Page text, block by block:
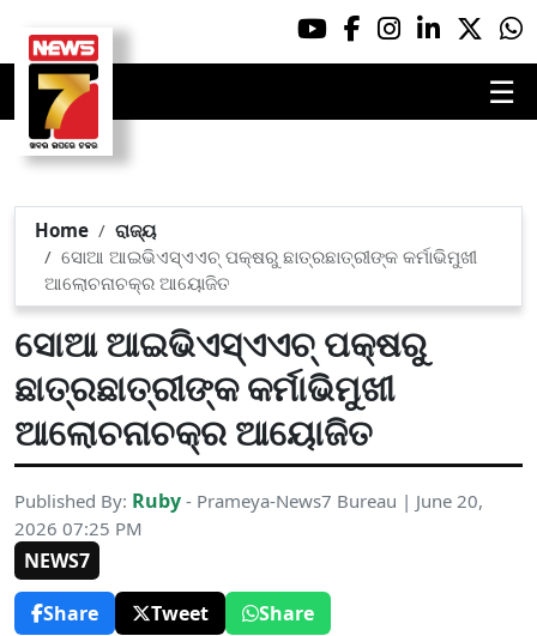
☰
Home
ରାଜ୍ୟ
ସୋଆ ଆଇଭିଏସ୍‌ଏଏଚ୍ ପକ୍ଷରୁ ଛାତ୍ରଛାତ୍ରୀଙ୍କ କର୍ମାଭିମୁଖୀ
ଆଲୋଚନାଚକ୍ର ଆୟୋଜିତ
ସୋଆ ଆଇଭିଏସ୍‌ଏଏଚ୍ ପକ୍ଷରୁ
ଛାତ୍ରଛାତ୍ରୀଙ୍କ କର୍ମାଭିମୁଖୀ
ଆଲୋଚନାଚକ୍ର ଆୟୋଜିତ
Published By: Ruby - Prameya-News7 Bureau | June 20,
2026 07:25 PM
NEWS7
Share
Tweet Share